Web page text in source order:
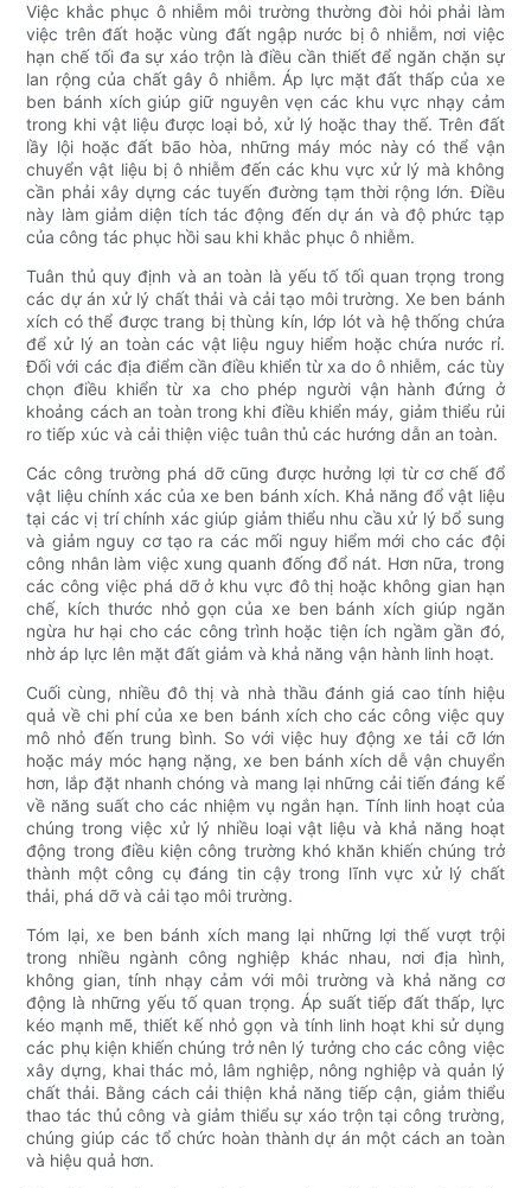
Việc khắc phục ô nhiễm môi trường thường đòi hỏi phải làm
việc trên đất hoặc vùng đất ngập nước bị ô nhiễm, nơi việc
hạn chế tối đa sự xáo trộn là điều cần thiết để ngăn chặn sự
lan rộng của chất gây ô nhiễm. Áp lực mặt đất thấp của xe
ben bánh xích giúp giữ nguyên vẹn các khu vực nhạy cảm
trong khi vật liệu được loại bỏ, xử lý hoặc thay thế. Trên đất
lầy lội hoặc đất bão hòa, những máy móc này có thể vận
chuyển vật liệu bị ô nhiễm đến các khu vực xử lý mà không
cần phải xây dựng các tuyến đường tạm thời rộng lớn. Điều
này làm giảm diện tích tác động đến dự án và độ phức tạp
của công tác phục hồi sau khi khắc phục ô nhiễm.
Tuân thủ quy định và an toàn là yếu tố tối quan trọng trong
các dự án xử lý chất thải và cải tạo môi trường. Xe ben bánh
xích có thể được trang bị thùng kín, lớp lót và hệ thống chứa
để xử lý an toàn các vật liệu nguy hiểm hoặc chứa nước rỉ.
Đối với các địa điểm cần điều khiển từ xa do ô nhiễm, các tùy
chọn điều khiển từ xa cho phép người vận hành đứng ở
khoảng cách an toàn trong khi điều khiển máy, giảm thiểu rủi
ro tiếp xúc và cải thiện việc tuân thủ các hướng dẫn an toàn.
Các công trường phá dỡ cũng được hưởng lợi từ cơ chế đổ
vật liệu chính xác của xe ben bánh xích. Khả năng đổ vật liệu
tại các vị trí chính xác giúp giảm thiểu nhu cầu xử lý bổ sung
và giảm nguy cơ tạo ra các mối nguy hiểm mới cho các đội
công nhân làm việc xung quanh đống đổ nát. Hơn nữa, trong
các công việc phá dỡ ở khu vực đô thị hoặc không gian hạn
chế, kích thước nhỏ gọn của xe ben bánh xích giúp ngăn
ngừa hư hại cho các công trình hoặc tiện ích ngầm gần đó,
nhờ áp lực lên mặt đất giảm và khả năng vận hành linh hoạt.
Cuối cùng, nhiều đô thị và nhà thầu đánh giá cao tính hiệu
quả về chi phí của xe ben bánh xích cho các công việc quy
mô nhỏ đến trung bình. So với việc huy động xe tải cỡ lớn
hoặc máy móc hạng nặng, xe ben bánh xích dễ vận chuyển
hơn, lắp đặt nhanh chóng và mang lại những cải tiến đáng kể
về năng suất cho các nhiệm vụ ngắn hạn. Tính linh hoạt của
chúng trong việc xử lý nhiều loại vật liệu và khả năng hoạt
động trong điều kiện công trường khó khăn khiến chúng trở
thành một công cụ đáng tin cậy trong lĩnh vực xử lý chất
thải, phá dỡ và cải tạo môi trường.
Tóm lại, xe ben bánh xích mang lại những lợi thế vượt trội
trong nhiều ngành công nghiệp khác nhau, nơi địa hình,
không gian, tính nhạy cảm với môi trường và khả năng cơ
động là những yếu tố quan trọng. Áp suất tiếp đất thấp, lực
kéo mạnh mẽ, thiết kế nhỏ gọn và tính linh hoạt khi sử dụng
các phụ kiện khiến chúng trở nên lý tưởng cho các công việc
xây dựng, khai thác mỏ, lâm nghiệp, nông nghiệp và quản lý
chất thải. Bằng cách cải thiện khả năng tiếp cận, giảm thiểu
thao tác thủ công và giảm thiểu sự xáo trộn tại công trường,
chúng giúp các tổ chức hoàn thành dự án một cách an toàn
và hiệu quả hơn.